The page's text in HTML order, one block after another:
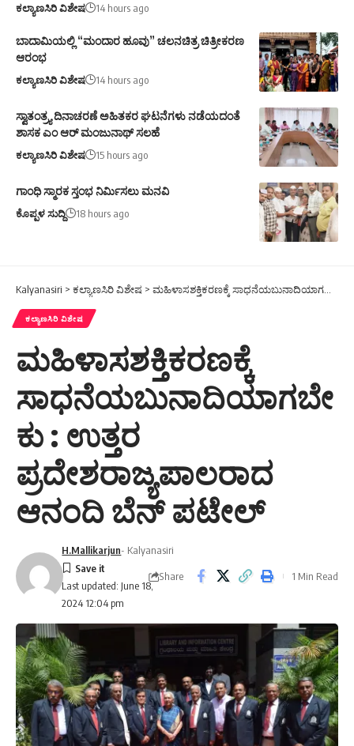
ಕಲ್ಯಾಣಸಿರಿ ವಿಶೇಷ 14 hours ago
ಬಾದಾಮಿಯಲ್ಲಿ “ಮಂದಾರ ಹೂವು” ಚಲನಚಿತ್ರ ಚಿತ್ರೀಕರಣ
ಆರಂಭ
ಕಲ್ಯಾಣಸಿರಿ ವಿಶೇಷ 14 hours ago
ಸ್ವಾತಂತ್ರ್ಯ ದಿನಾಚರಣೆ ಅಹಿತಕರ ಘಟನೆಗಳು ನಡೆಯದಂತೆ
ಶಾಸಕ ಎಂ ಆರ್ ಮಂಜುನಾಥ್ ಸಲಹೆ
ಕಲ್ಯಾಣಸಿರಿ ವಿಶೇಷ 15 hours ago
ಗಾಂಧಿ ಸ್ಮಾರಕ ಸ್ತಂಭ ನಿರ್ಮಿಸಲು ಮನವಿ
ಕೊಪ್ಪಳ ಸುದ್ದಿ 18 hours ago
Kalyanasiri > ಕಲ್ಯಾಣಸಿರಿ ವಿಶೇಷ > ಮಹಿಳಾಸಶಕ್ತಿಕರಣಕ್ಕೆ ಸಾಧನೆಯಬುನಾದಿಯಾಗಬೇಕು : ಉತ್ತರ ಪ್ರದೇಶರಾಜ್ಯಪಾಲರಾದ ಆನಂದಿ ಬೆನ್ ಪಟೇಲ್
ಕಲ್ಯಾಣಸಿರಿ ವಿಶೇಷ
ಮಹಿಳಾಸಶಕ್ತಿಕರಣಕ್ಕೆ
ಸಾಧನೆಯಬುನಾದಿಯಾಗಬೇ
ಕು : ಉತ್ತರ
ಪ್ರದೇಶರಾಜ್ಯಪಾಲರಾದ
ಆನಂದಿ ಬೆನ್ ಪಟೇಲ್
Last updated: June 18,
2024 12:04 pm
H.Mallikarjun- Kalyanasiri
Share 1 Min Read